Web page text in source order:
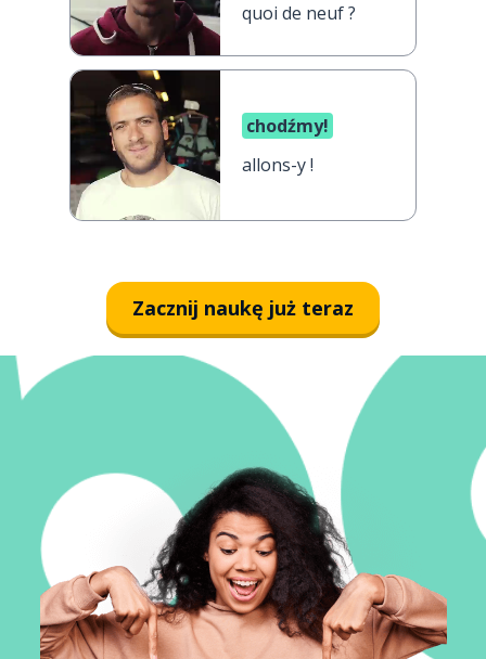
quoi de neuf ?
chodźmy!
allons-y !
Zacznij naukę już teraz